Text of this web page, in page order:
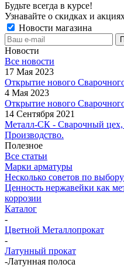
Будьте всегда в курсе!
Узнавайте о скидках и
Новости магазина
Новости
Все новости
17 Мая 2023
Открытие нового
4 Мая 2023
Открытие нового
14 Сентября 2021
Металл-СК - Сварочный цех,
Производство.
Полезное
Все статьи
Марки арматуры
Несколько советов по
Ценность нержавейки как
коррозии
Каталог
-
Цветной Металлопрокат
-
Латунный прокат
-Латунная полоса